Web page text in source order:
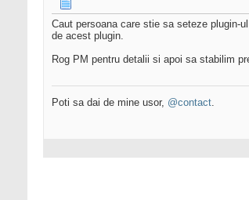
Caut persoana care stie sa seteze plugin-
de acest plugin.
Rog PM pentru detalii si apoi sa stabilim
Poti sa dai de mine usor, @contact.